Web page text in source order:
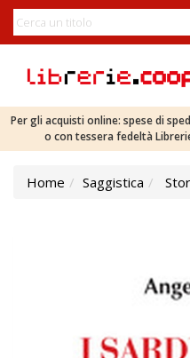
Per gli acquisti online: spese di
o con tessera fedeltà
Home Saggistica